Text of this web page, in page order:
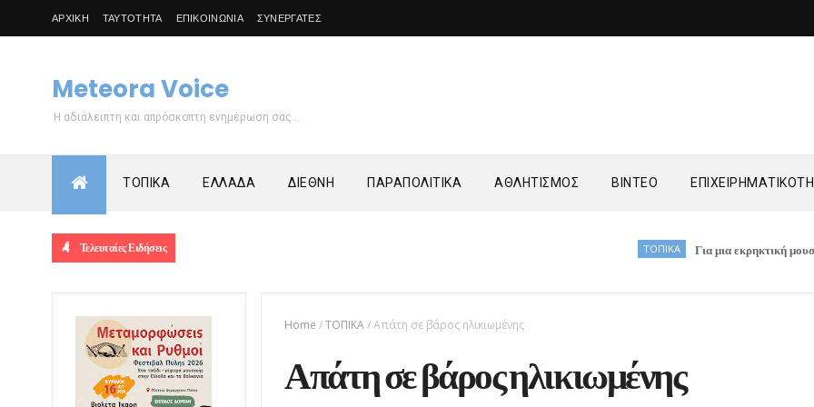
ΑΡΧΙΚΗ ΤΑΥΤΟΤΗΤΑ ΕΠΙΚΟΙΝΩΝΙΑ ΣΥΝΕΡΓΑΤΕΣ
Meteora Voice
Η αδιάλειπτη και απρόσκοπτη ενημέρωση σας...
ΤΟΠΙΚΑ ΕΛΛΑΔΑ ΔΙΕΘΝΗ ΠΑΡΑΠΟΛΙΤΙΚΑ ΑΘΛΗΤΙΣΜΟΣ ΒΙΝΤΕΟ
Τελευταίες Ειδήσεις Για μια εκρηκτική μουσική
Home /ΤΟΠΙΚΑ/Απάτη σε βάρος ηλικιωμένης
Απάτη σε βάρος ηλικιωμένης